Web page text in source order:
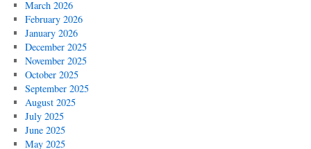
March 2026
February 2026
January 2026
December 2025
November 2025
October 2025
September 2025
August 2025
July 2025
June 2025
May 2025